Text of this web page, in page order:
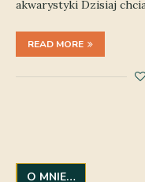
akwarystyki Dzisiaj
READ MORE
O MNIE…